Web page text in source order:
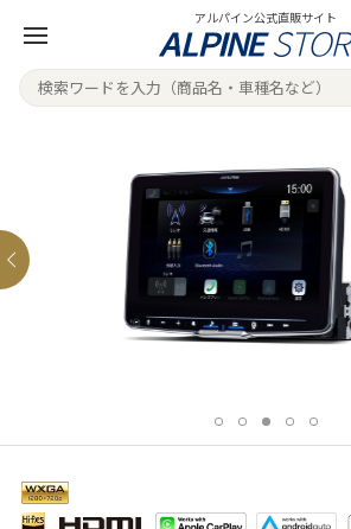
アルパイン公式直販サイト